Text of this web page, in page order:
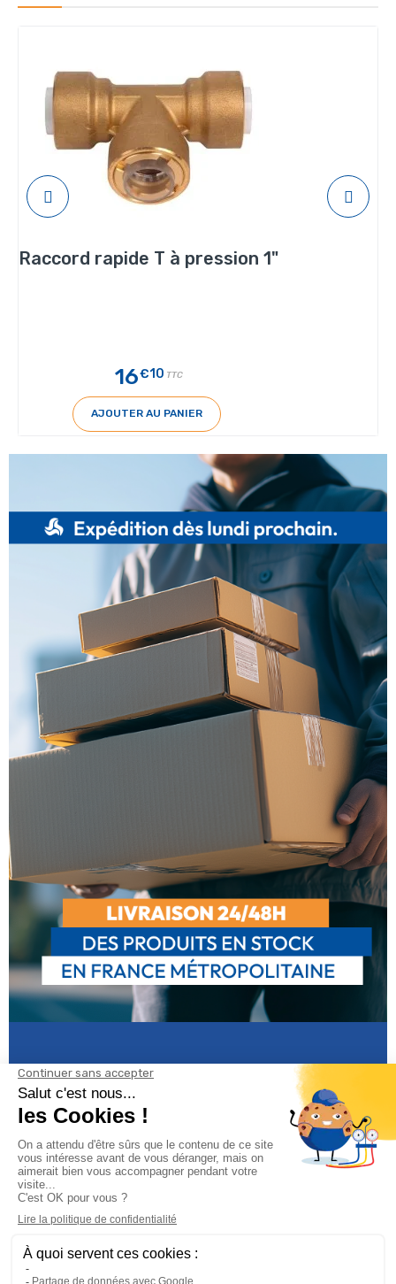
Raccord rapide T à pression 1"
16€10 TTC
AJOUTER AU PANIER
Informations
Climservice